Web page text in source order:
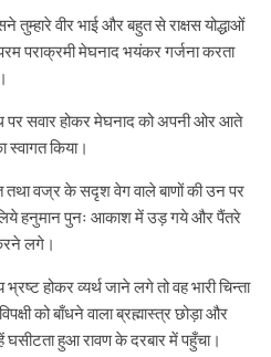
वीर भाई और बहुत से राक्षस योद्धाओं
पराक्रमी मेघनाद भयंकर गर्जना करता
पर सवार होकर मेघनाद को अपनी ओर आते
किया।
वज्र के सदृश वेग वाले बाणों की उन पर
लिये हनुमान पुनः आकाश में उड़ गये और पैंतरे
लगे।
होकर व्यर्थ जाने लगे तो वह भारी चिन्ता
को बाँधने वाला ब्रह्मास्त्र छोड़ा और
हुआ रावण के दरबार में पहुँचा।